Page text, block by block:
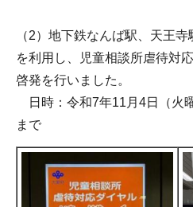
（2）地下鉄なんば駅、天王
を利用し、児童相談所虐待対
啓発を行いました。
日時：令和7年11月4日（火
まで